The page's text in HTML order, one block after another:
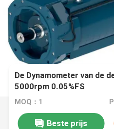
De Dynamometer van de
5000rpm 0.05%FS
MOQ：1
Beste prijs